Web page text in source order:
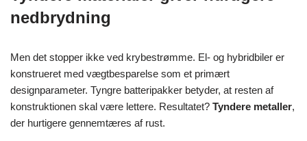
nedbrydning
Men det stopper ikke ved krybestrømme. El- og hybridbiler er
konstrueret med vægtbesparelse som et primært
designparameter. Tyngre batteripakker betyder, at resten af
konstruktionen skal være lettere. Resultatet? Tyndere metaller,
der hurtigere gennemtæres af rust.